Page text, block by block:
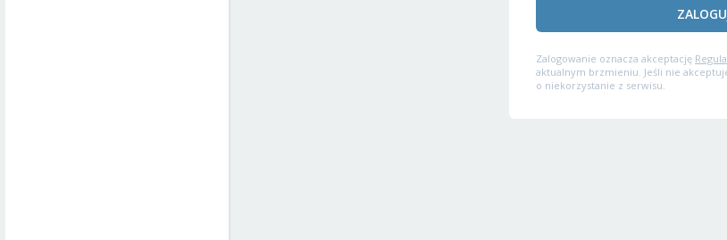
Zalogowanie oznacza akceptację
aktualnym brzmieniu. Jeśli nie
o niekorzystanie z serwisu.